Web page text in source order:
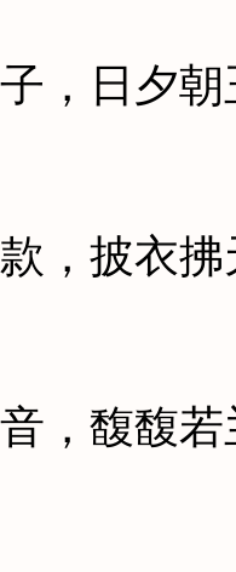
日夕朝
披衣拂
馥馥若